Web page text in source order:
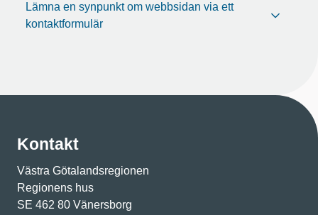
Lämna en synpunkt om webbsidan via ett
kontaktformulär
Kontakt
Västra Götalandsregionen
Regionens hus
SE 462 80 Vänersborg